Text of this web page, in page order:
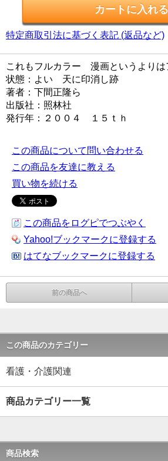
特定商取引法に基づく表記 (返品など)
これもフルカラー 漫画というよりは
状態：よい 天に印消し跡
著者：下間正隆ら
出版社：照林社
発行年：２００４ １５ｔｈ
この商品について問い合わせる
この商品を友達に教える
買い物を続ける
この商品をログピでつぶやく
Yahoo!ブックマークに登録する
はてなブックマークに登録する
前の商品へ
この商品のカテゴリー
看護・介護関連
商品カテゴリー一覧
商品検索